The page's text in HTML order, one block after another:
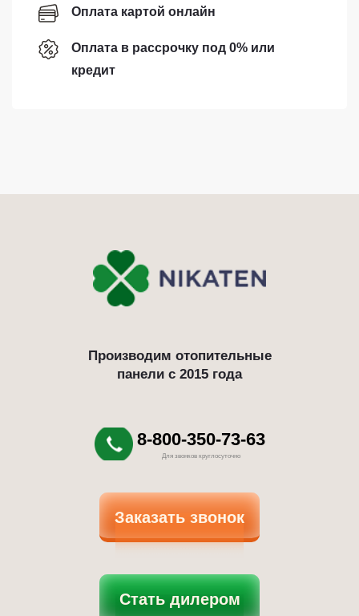
Оплата картой онлайн
Оплата в рассрочку под 0% или
кредит
Производим отопительные
панели с 2015 года
8-800-350-73-63
Для звонков круглосуточно
Заказать звонок
Стать дилером